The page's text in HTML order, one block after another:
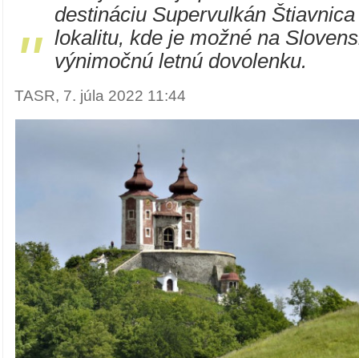
"
destináciu Supervulkán
lokalitu, kde je možné na
výnimočnú letnú dovolenku.
TASR, 7. júla 2022 11:44